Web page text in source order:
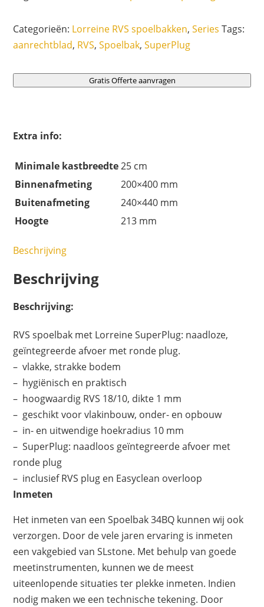
Categorieën: Lorreine RVS spoelbakken,Series Tags:
aanrechtblad, RVS,Spoelbak,SuperPlug
Gratis Offerte aanvragen
Extra info:
Minimale kastbreedte 25 cm
Binnenafmeting
200×400 mm
Buitenafmeting
240×440 mm
Hoogte
213 mm
Beschrijving
Beschrijving
Beschrijving:
RVS spoelbak met Lorreine SuperPlug: naadloze,
geïntegreerde afvoer met ronde plug.
– vlakke, strakke bodem
– hygiënisch en praktisch
– hoogwaardig RVS 18/10, dikte 1 mm
– geschikt voor vlakinbouw, onder- en opbouw
– in- en uitwendige hoekradius 10 mm
– SuperPlug: naadloos geïntegreerde afvoer met
ronde plug
– inclusief RVS plug en Easyclean overloop
Inmeten
Het inmeten van een Spoelbak 34BQ kunnen wij ook
verzorgen. Door de vele jaren ervaring is inmeten
een vakgebied van SLstone. Met behulp van goede
meetinstrumenten, kunnen we de meest
uiteenlopende situaties ter plekke inmeten. Indien
nodig maken we een technische tekening. Door